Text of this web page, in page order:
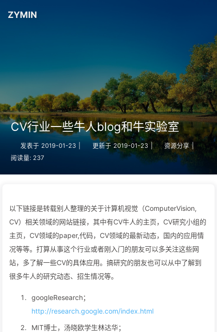
ZYMIN
CV行业一些牛人blog和牛实验室
发表于 2019-01-23 更新于 2019-01-23 | 资源分享 |
阅读量: 237
以下链接是转载别人整理的关于计算机视觉（ComputerVision,
CV）相关领域的网站链接，其中有CV牛人的主页，CV研究小组的
主页，CV领域的paper,代码，CV领域的最新动态，国内的应用情
况等等。打算从事这个行业或者刚入门的朋友可以多关注这些网
站，多了解一些CV的具体应用。搞研究的朋友也可以从中了解到
很多牛人的研究动态、招生情况等。
googleResearch；
http://research.google.com/index.html
MIT博士，汤晓欧学生林达华；